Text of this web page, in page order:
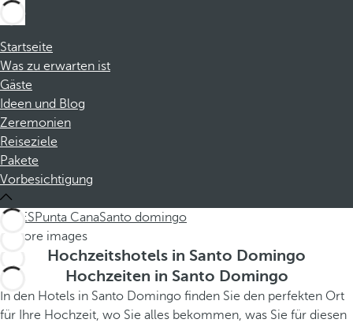
Startseite
Was zu erwarten ist
Gäste
Ideen und Blog
Zeremonien
Reiseziele
Pakete
Vorbesichtigung
ALLESPunta CanaSanto domingo
Hochzeitshotels in Santo Domingo
Hochzeiten in Santo Domingo
In den Hotels in Santo Domingo finden Sie den perfekten Ort
für Ihre Hochzeit, wo Sie alles bekommen, was Sie für diesen